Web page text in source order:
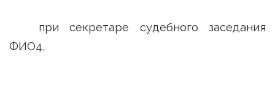
при секретаре судебного заседания
ФИО4,